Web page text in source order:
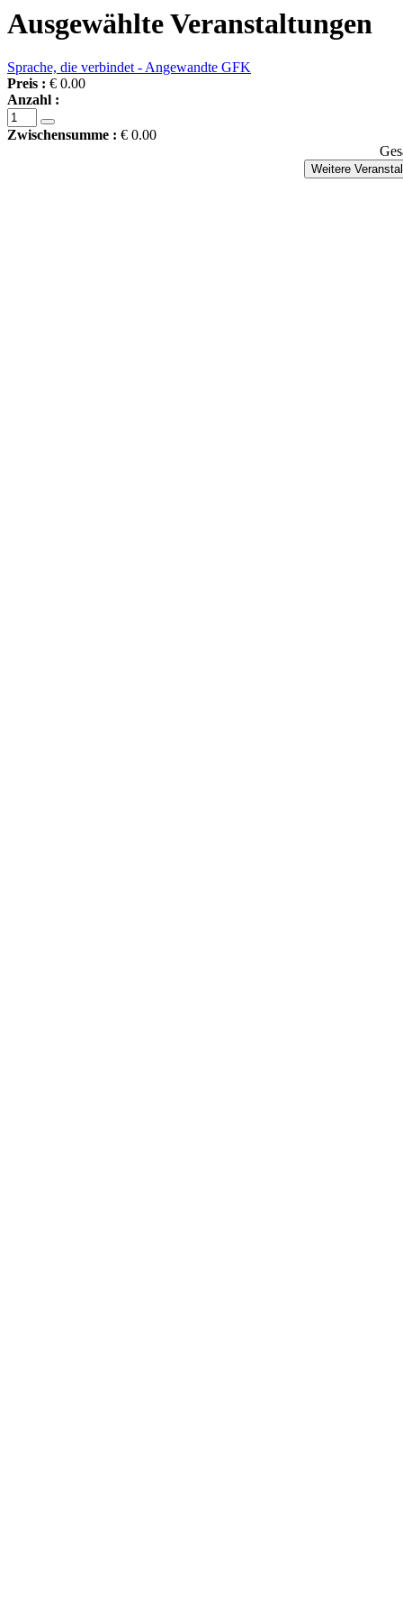
Ausgewählte Veranstaltungen
Sprache, die verbindet - Angewandte GFK
Preis : € 0.00
Anzahl :
Zwischensumme : € 0.00
Weitere